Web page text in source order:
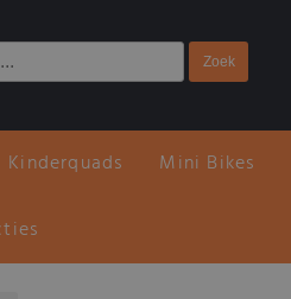
Kinderquads Mini Bikes